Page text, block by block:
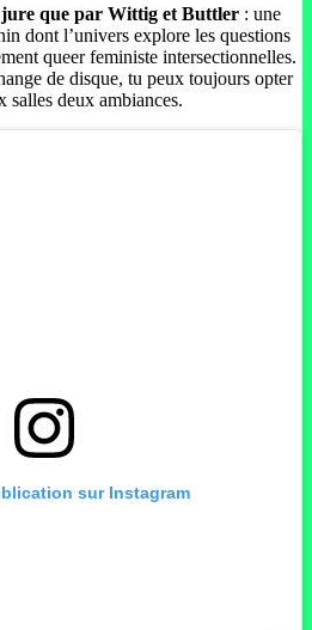
jure que par Wittig et Buttler : une
dont l’univers explore les questions
queer feministe intersectionnelles.
de disque, tu peux toujours opter
salles deux ambiances.
sur Instagram